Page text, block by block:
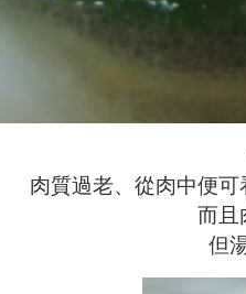
肉質過老、從肉中便可
而且
但